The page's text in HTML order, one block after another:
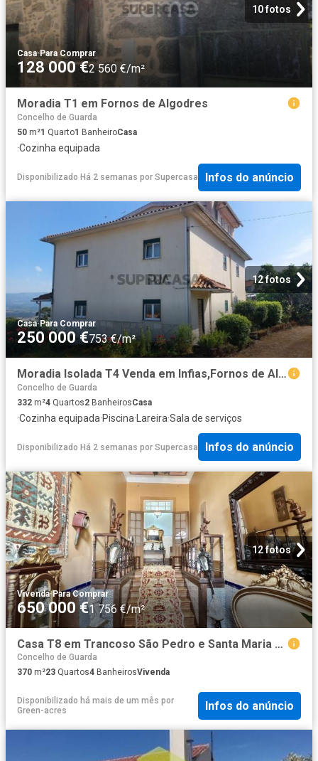
10 fotos
Casa·Para Comprar
128 000 €2 560 €/m²
Moradia T1 em Fornos de Algodres
Concelho de Guarda
50 m²1 Quarto1 BanheiroCasa
·Cozinha equipada
Disponibilizado Há 2 semanas por Supercasa Infos do anúncio
12 fotos
Casa· Para Comprar
250 000 €753 €/m²
Moradia Isolada T4 Venda em Infias,Fornos de Algodres
Concelho de Guarda
332 m²4 Quartos2 BanheirosCasa
·Cozinha equipada·Piscina· Lareira·Sala de serviços
Disponibilizado Há 2 semanas por Supercasa Infos do anúncio
12 fotos
Vivenda·Para Comprar
650 000 €1 756 €/m²
Casa T8 em Trancoso São Pedro e Santa Maria e Souto Maior. 370m² Trancoso Santa Maria e São Pedro e Souto Maior
Concelho de Guarda
370 m²23 Quartos4 BanheirosVivenda
Disponibilizado há mais de um mês por
Green-acres
Infos do anúncio